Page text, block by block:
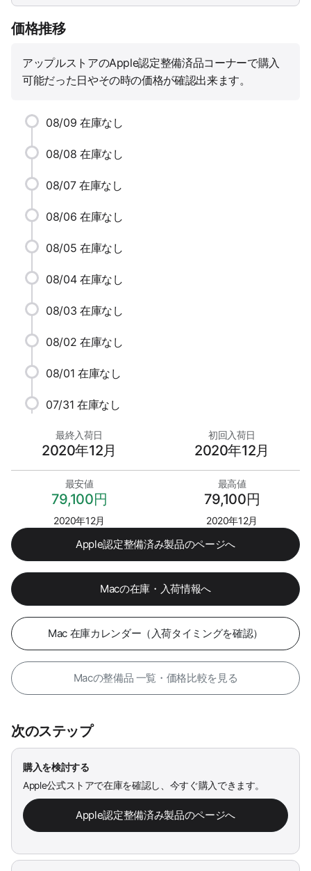
価格推移
アップルストアのApple認定整備済品コーナーで購入
可能だった日やその時の価格が確認出来ます。
08/09 在庫なし
08/08 在庫なし
08/07 在庫なし
08/06 在庫なし
08/05 在庫なし
08/04 在庫なし
08/03 在庫なし
08/02 在庫なし
08/01 在庫なし
07/31 在庫なし
最終入荷日
2020年12月
初回入荷日
2020年12月
最安値
79,100円
2020年12月
最高値
79,100円
2020年12月
Apple認定整備済み製品のページへ
Macの在庫・入荷情報へ
Mac 在庫カレンダー（入荷タイミングを確認）
Macの整備品 一覧・価格比較を見る
次のステップ
購入を検討する
Apple公式ストアで在庫を確認し、今すぐ購入できます。
Apple認定整備済み製品のページへ